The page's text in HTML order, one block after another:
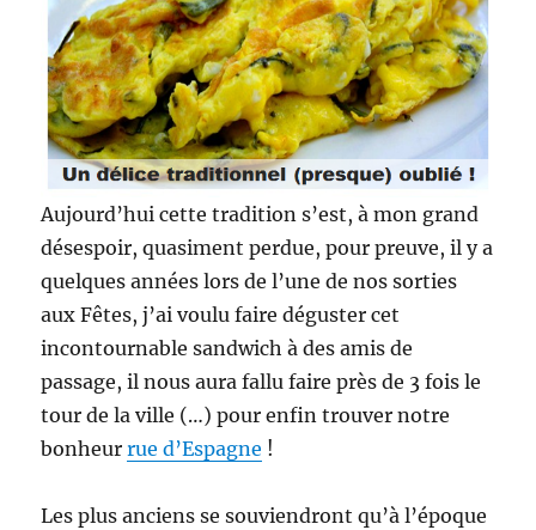
Aujourd’hui cette tradition s’est, à mon grand
désespoir, quasiment perdue, pour preuve, il y a
quelques années lors de l’une de nos sorties
aux Fêtes, j’ai voulu faire déguster cet
incontournable sandwich à des amis de
passage, il nous aura fallu faire près de 3 fois le
tour de la ville (…) pour enfin trouver notre
bonheurrue d’Espagne !
Les plus anciens se souviendront qu’à l’époque